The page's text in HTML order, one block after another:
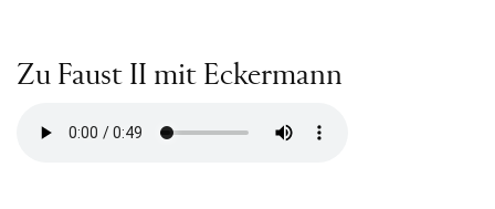
Zu Faust II mit Eckermann